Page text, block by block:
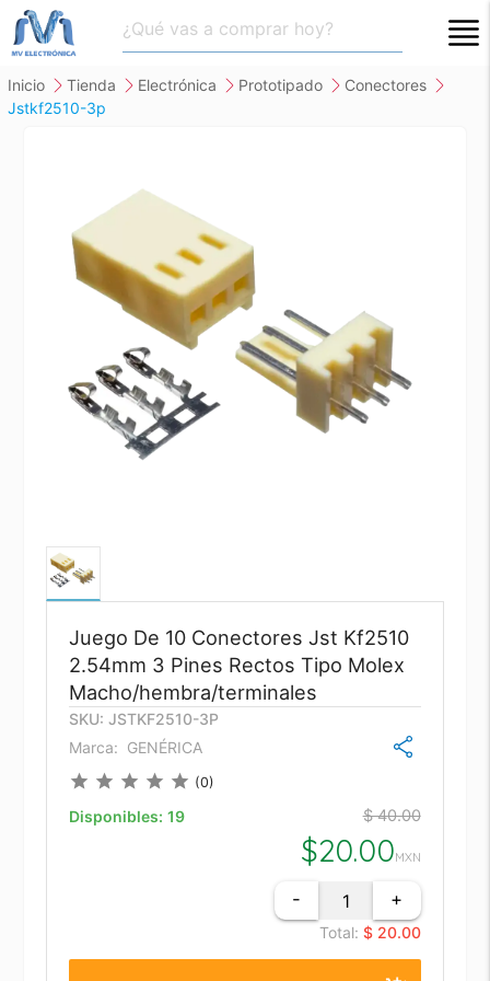
inicio tienda electrónica prototipado
conectores
jstkf2510-3p
Juego De 10 Conectores Jst Kf2510
2.54mm 3 Pines Rectos Tipo Molex
Macho/hembra/terminales
SKU: JSTKF2510-3P
Marca: GENÉRICA
star star star star star (0)
Disponibles: 19 $ 40.00
$20.00MXN
- +
Total: $ 20.00